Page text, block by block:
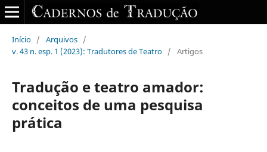
Início / Arquivos /
v. 43 n. esp. 1 (2023): Tradutores de Teatro / Artigos
Tradução e teatro amador:
conceitos de uma pesquisa
prática